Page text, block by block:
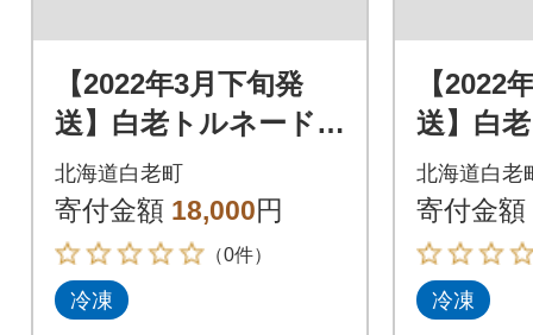
【2022年3月下旬発
送】白老トルネード
ステーキ 1パック3枚
(合計180g)×3パック
北海道白老町
寄付金額 18,000円
（0件）
冷凍
【2022
送】白
ステー
(合計
北海道白老
寄付金額
冷凍